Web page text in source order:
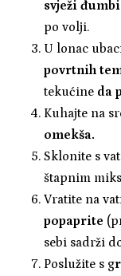
svježi
po volji.
U lonac
povrtnih
tekućine da
Kuhajte na
omekša.
Sklonite s
štapnim
Vratite na
popaprite
sebi sadrži
Poslužite s g